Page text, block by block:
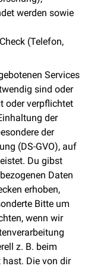
werden sowie
(Telefon,
Services
sind oder
oder verpflichtet
der
der
(DS-GVO), auf
Du gibst
Daten
erhoben,
Bitte um
wenn wir
z. B. beim
hast. Die von dir